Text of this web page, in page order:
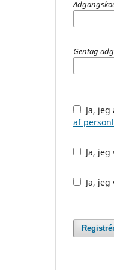
Gentag
Ja,
af
Ja,
Ja,